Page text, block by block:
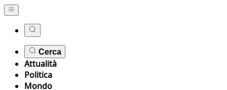
Cerca
Attualità
Politica
Mondo